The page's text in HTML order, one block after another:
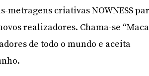
metragens criativas NOWNESS
realizadores. Chama-se
de todo o mundo e aceita